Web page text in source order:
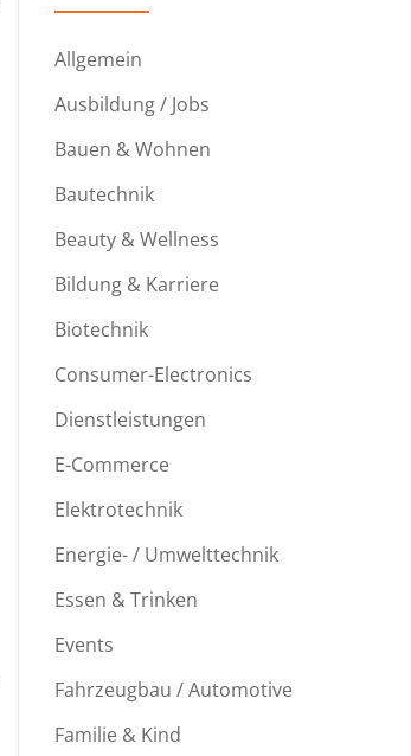
Allgemein
Ausbildung / Jobs
Bauen & Wohnen
Bautechnik
Beauty & Wellness
Bildung & Karriere
Biotechnik
Consumer-Electronics
Dienstleistungen
E-Commerce
Elektrotechnik
Energie- / Umwelttechnik
Essen & Trinken
Events
Fahrzeugbau / Automotive
Familie & Kind